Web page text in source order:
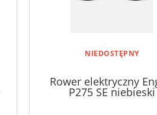
NIEDOSTĘPNY
Rower elektryczny
P275 SE niebieski